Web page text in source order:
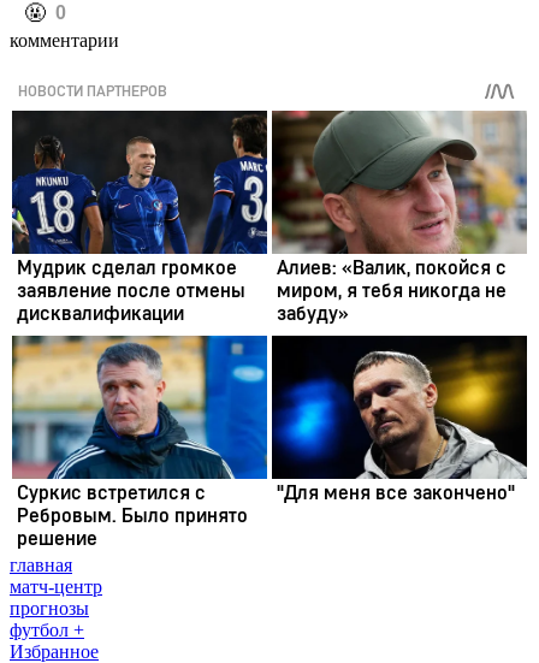
️🤬 0
комментарии
главная
матч-центр
прогнозы
футбол +
Избранное